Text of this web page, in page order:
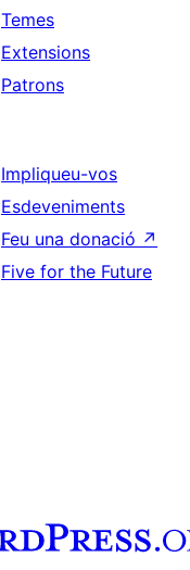
Temes
Extensions
Patrons
Impliqueu-vos
Esdeveniments
Feu una donació ↗
Five for the Future